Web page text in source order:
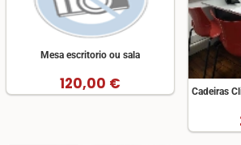
Mesa escritorio ou sala
120,00 € Cadeiras